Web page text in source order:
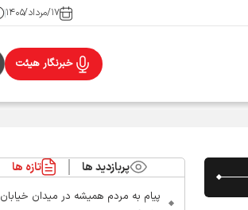
۱۷/مرداد/۱۴۰۵
خبرنگار هیئت
پربازدید ها تازه ها
پیام به مردم همیشه در میدان خیابان